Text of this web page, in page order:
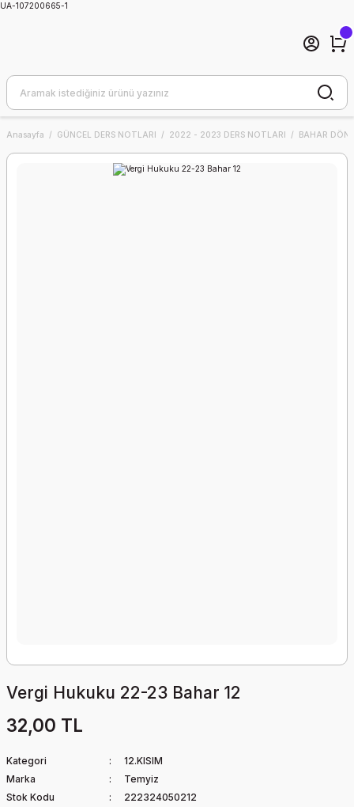
UA-107200665-1
Anasayfa GÜNCEL DERS NOTLARI 2022 - 2023 DERS NOTLARI BAHAR
Vergi Hukuku 22-23 Bahar 12
32,00 TL
Kategori
12.KISIM
Marka
Temyiz
Stok Kodu
222324050212